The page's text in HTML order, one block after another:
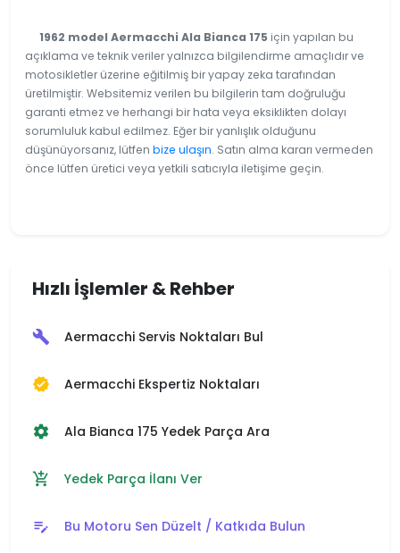
1962 model Aermacchi Ala Bianca 175 için yapılan bu
açıklama ve teknik veriler yalnızca bilgilendirme amaçlıdır ve
motosikletler üzerine eğitilmiş bir yapay zeka tarafından
üretilmiştir. Websitemiz verilen bu bilgilerin tam doğruluğu
garanti etmez ve herhangi bir hata veya eksiklikten dolayı
sorumluluk kabul edilmez. Eğer bir yanlışlık olduğunu
düşünüyorsanız, lütfen bize ulaşın. Satın alma kararı vermeden
önce lütfen üretici veya yetkili satıcıyla iletişime geçin.
Hızlı İşlemler & Rehber
build Aermacchi Servis Noktaları Bul
verified Aermacchi Ekspertiz Noktaları
settings Ala Bianca 175 Yedek Parça Ara
add_shopping_cart Yedek Parça İlanı Ver
edit_note Bu Motoru Sen Düzelt / Katkıda Bulun